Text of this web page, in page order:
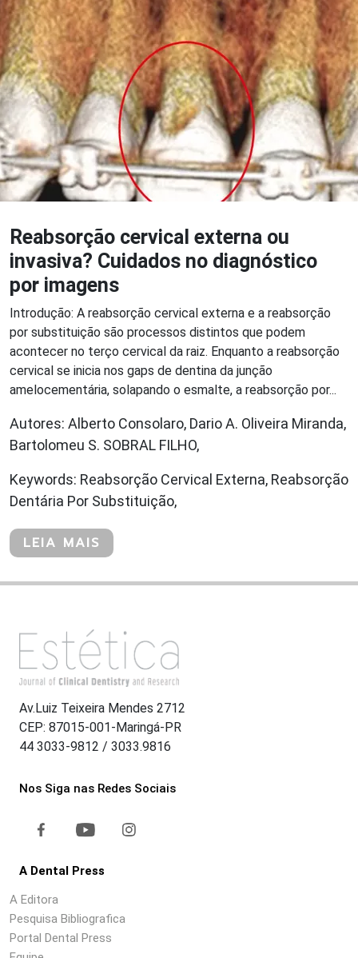
Reabsorção cervical externa ou
invasiva? Cuidados no diagnóstico
por imagens
Introdução: A reabsorção cervical externa e a reabsorção
por substituição são processos distintos que podem
acontecer no terço cervical da raiz. Enquanto a reabsorção
cervical se inicia nos gaps de dentina da junção
amelocementária, solapando o esmalte, a reabsorção por...
Autores: Alberto Consolaro, Dario A. Oliveira Miranda,
Bartolomeu S. SOBRAL FILHO,
Keywords: Reabsorção Cervical Externa, Reabsorção
Dentária Por Substituição,
LEIA MAIS
Av.Luiz Teixeira Mendes 2712
CEP: 87015-001-Maringá-PR
44 3033-9812 / 3033.9816
Nos Siga nas Redes Sociais
A Dental Press
A Editora
Pesquisa Bibliografica
Portal Dental Press